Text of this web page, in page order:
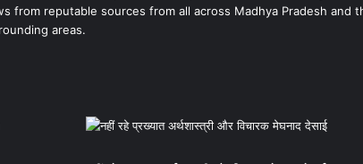
from reputable sources from all across Madhya Pradesh and
areas.